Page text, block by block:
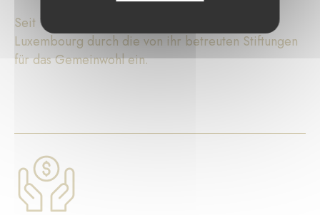
Seit 17 Jahren setzt sich die Fondation de
Luxembourg durch die von ihr betreuten Stiftungen
für das Gemeinwohl ein.